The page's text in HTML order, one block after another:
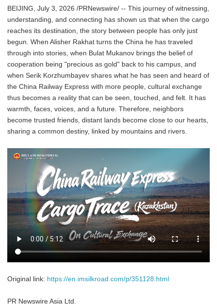
BEIJING, July 3, 2026 /PRNewswire/ -- This journey of witnessing,
understanding, and connecting has shown us that when the cargo
reaches its destination, the story between people has only just
begun. When Alisher Rakhat turns the China he has traveled
through into stories, when Bulat Mukanov brings the belief of
cooperation being "precious as gold" back to his campus, and
when Serik Korzhumbayev shares what he has seen and heard of
the China Railway Express with more people, cultural exchange
thus becomes a reality that can be seen, touched, and felt. It has
warmth, faces, voices, and a future. Therefore, neighbors
become trusted friends, distant lands become close to our hearts,
sharing a common destiny, linked by mountains and rivers.
Original link: https://en.imsilkroad.com/p/351128.html
PR Newswire Asia Ltd.